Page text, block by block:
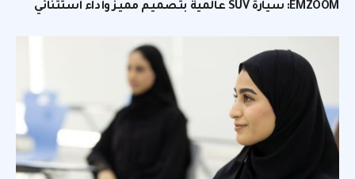
EMZOOM: سيارة SUV عالمية بتصميم مميز وأداء استثنائي